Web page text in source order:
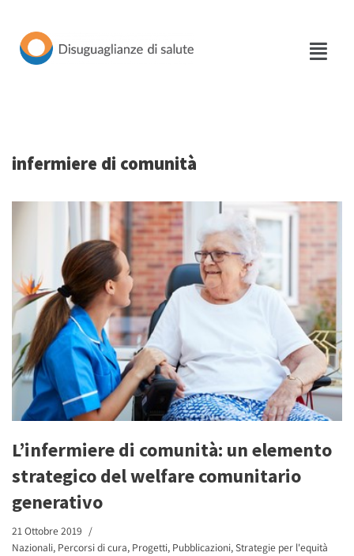
Vai
infermiere di comunità
L’infermiere di comunità: un elemento
strategico del welfare comunitario
generativo
21 Ottobre 2019
Nazionali, Percorsi di cura, Progetti, Pubblicazioni,Strategie per l'equità